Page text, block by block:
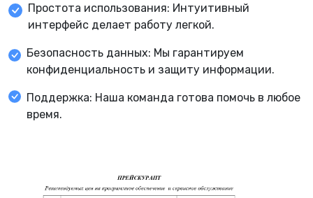
Простота использования: Интуитивный
интерфейс делает работу легкой.
Безопасность данных: Мы гарантируем
конфиденциальность и защиту информации.
Поддержка: Наша команда готова помочь в любое
время.